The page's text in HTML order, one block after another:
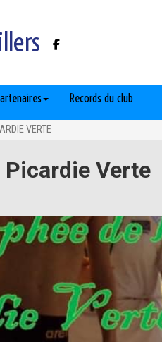
Records du club
VERTE
Picardie Verte